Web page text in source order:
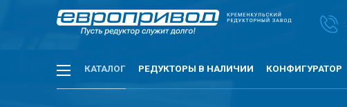
Основная
навигация
КАТАЛОГ РЕДУКТОРЫ В НАЛИЧИИ КОНФИГУРАТОР